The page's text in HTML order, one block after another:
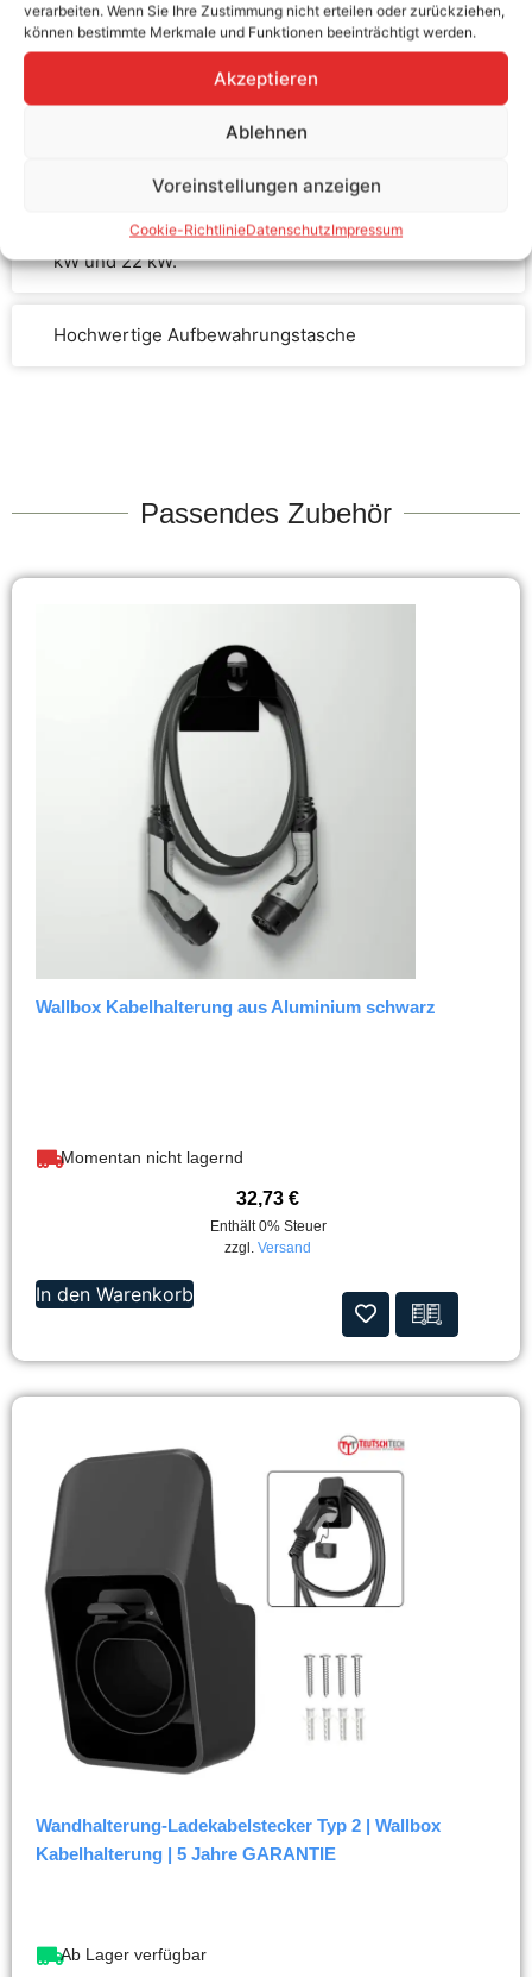
verarbeiten. Wenn Sie Ihre Zustimmung nicht erteilen oder zurückziehen,
können bestimmte Merkmale und Funktionen beeinträchtigt werden.
Akzeptieren
Ablehnen
Voreinstellungen anzeigen
Cookie-RichtlinieDatenschutzImpressum
Robustes und funktionales Design
Ladekabelaufbau für Ladeleistungen von 7,4 kW, 11
kW und 22 kW.
Hochwertige Aufbewahrungstasche
Passendes Zubehör
Wallbox Kabelhalterung aus Aluminium schwarz
Momentan nicht lagernd
32,73 €
Enthält 0% Steuer
zzgl. Versand
In den Warenkorb
Wandhalterung-Ladekabelstecker Typ 2 | Wallbox
Kabelhalterung | 5 Jahre GARANTIE
Ab Lager verfügbar